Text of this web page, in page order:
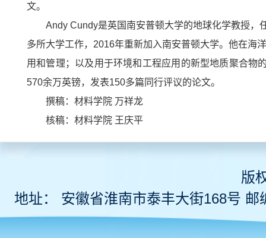
文。
Andy Cundy是英国南安普顿大学的地球化学教授，
多所大学工作，2016年重新加入南安普顿大学。他在海
用和管理；以及用于环境和工程应用的新型地质聚合物
570余万英镑，发表150多篇同行评议的论文。
撰稿：材料学院 万祥龙
核稿：材料学院 王庆平
版
地址： 安徽省淮南市泰丰大街168号